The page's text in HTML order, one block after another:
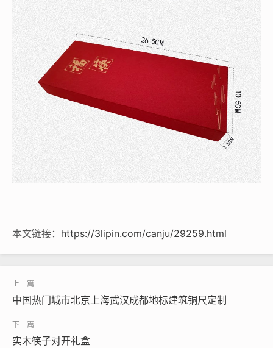
本文链接： https://3lipin.com/canju/29259.html
中国热门城市北京上海武汉成都地标建筑铜尺定制
实木筷子对开礼盒